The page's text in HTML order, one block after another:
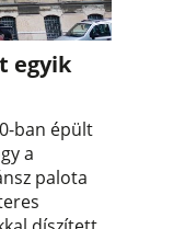
egyik
ban épült
a
palota